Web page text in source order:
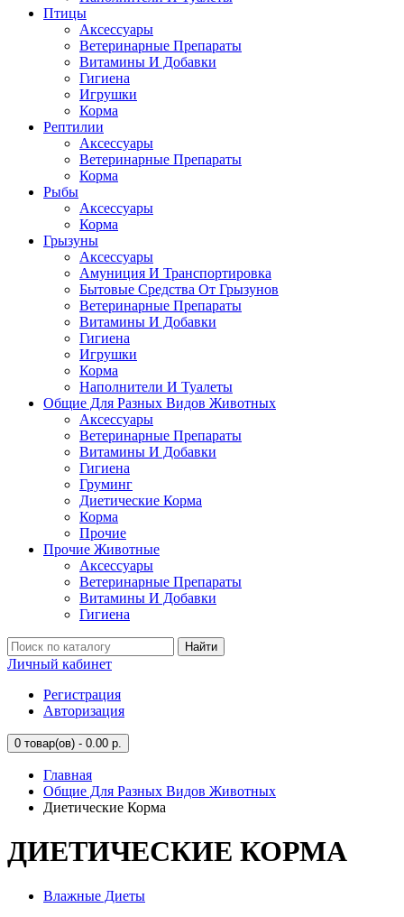
Птицы
Аксессуары
Ветеринарные Препараты
Витамины И Добавки
Гигиена
Игрушки
Корма
Рептилии
Аксессуары
Ветеринарные Препараты
Корма
Рыбы
Аксессуары
Корма
Грызуны
Аксессуары
Амуниция И Транспортировка
Бытовые Средства От Грызунов
Ветеринарные Препараты
Витамины И Добавки
Гигиена
Игрушки
Корма
Наполнители И Туалеты
Общие Для Разных Видов Животных
Аксессуары
Ветеринарные Препараты
Витамины И Добавки
Гигиена
Груминг
Диетические Корма
Корма
Прочие
Прочие Животные
Аксессуары
Ветеринарные Препараты
Витамины И Добавки
Гигиена
Найти
Личный кабинет
Регистрация
Авторизация
0 товар(ов) - 0.00 р.
Главная
Общие Для Разных Видов Животных
Диетические Корма
ДИЕТИЧЕСКИЕ КОРМА
Влажные Диеты